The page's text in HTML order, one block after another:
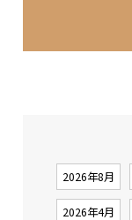
2026年8月
2026年4月